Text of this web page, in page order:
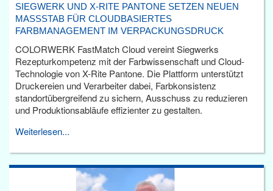
SIEGWERK UND X-RITE PANTONE SETZEN NEUEN
MASSSTAB FÜR CLOUDBASIERTES F
ARBMANAGEMENT IM VERPACKUNGSDRUCK
COLORWERK FastMatch Cloud vereint Siegwerks
Rezepturkompetenz mit der Farbwissenschaft und Cloud-
Technologie von X-Rite Pantone. Die Plattform unterstützt
Druckereien und Verarbeiter dabei, Farbkonsistenz
standortübergreifend zu sichern, Ausschuss zu reduzieren
und Produktionsabläufe effizienter zu gestalten.
Weiterlesen...